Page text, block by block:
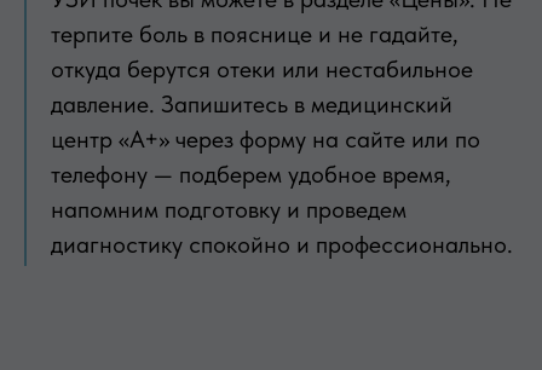
терпите боль в пояснице и не гадайте,
откуда берутся отеки или нестабильное
давление. Запишитесь в медицинский
центр «А+» через форму на сайте или по
телефону — подберем удобное время,
напомним подготовку и проведем
диагностику спокойно и профессионально.